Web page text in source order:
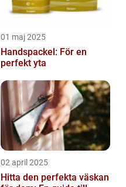
01 maj 2025
Handspackel: För en
perfekt yta
02 april 2025
Hitta den perfekta väskan